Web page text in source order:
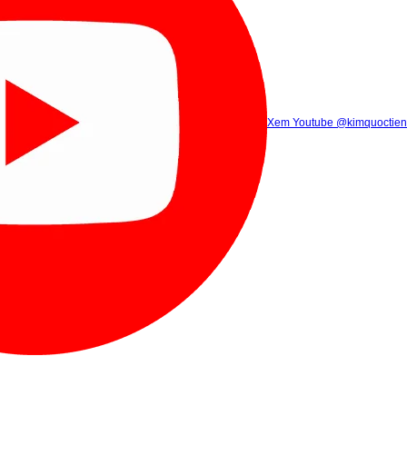
Xem Tik Tok
Gọi điện (8h00 - 21h30)
Xem Youtube @kimquoctien